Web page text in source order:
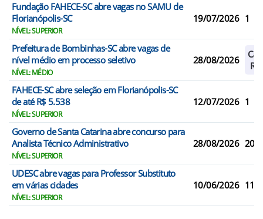
Fundação FAHECE-SC abre vagas no SAMU de
Florianópolis-SC
NÍVEL: SUPERIOR
19/07/2026 1
Prefeitura de Bombinhas-SC abre vagas de
nível médio em processo seletivo
NÍVEL: MÉDIO
28/08/2026
FAHECE-SC abre seleção em Florianópolis-SC
de até R$ 5.538
NÍVEL: SUPERIOR
12/07/2026 1
Governo de Santa Catarina abre concurso para
Analista Técnico Administrativo
NÍVEL: SUPERIOR
28/08/2026 20
UDESC abre vagas para Professor Substituto
em várias cidades
NÍVEL: SUPERIOR
10/06/2026 117